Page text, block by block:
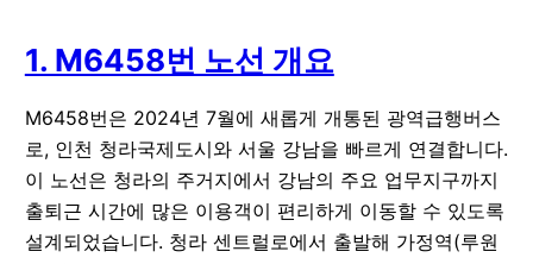
1. M6458번 노선 개요
M6458번은 2024년 7월에 새롭게 개통된 광역급행버스
로, 인천 청라국제도시와 서울 강남을 빠르게 연결합니다.
이 노선은 청라의 주거지에서 강남의 주요 업무지구까지
출퇴근 시간에 많은 이용객이 편리하게 이동할 수 있도록
설계되었습니다. 청라 센트럴로에서 출발해 가정역(루원